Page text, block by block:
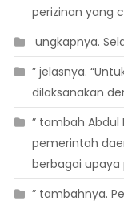
perizinan yang
 ungkapnya.
” jelasnya.
dilaksanakan
” tambah
pemerintah
berbagai
” tambahnya.